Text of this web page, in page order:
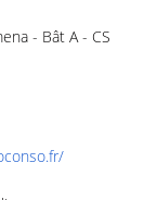
- Bât A - CS